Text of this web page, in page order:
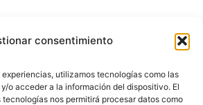
consentimiento
utilizamos tecnologías como las
o acceder a la información del dispositivo. El
nos permitirá procesar datos como